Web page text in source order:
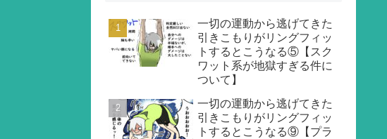
一切の運動から逃げてきた
引きこもりがリングフィッ
トするとこうなる⑤【スク
ワット系が地獄すぎる件に
ついて】
一切の運動から逃げてきた
引きこもりがリングフィッ
トするとこうなる⑨【プラ